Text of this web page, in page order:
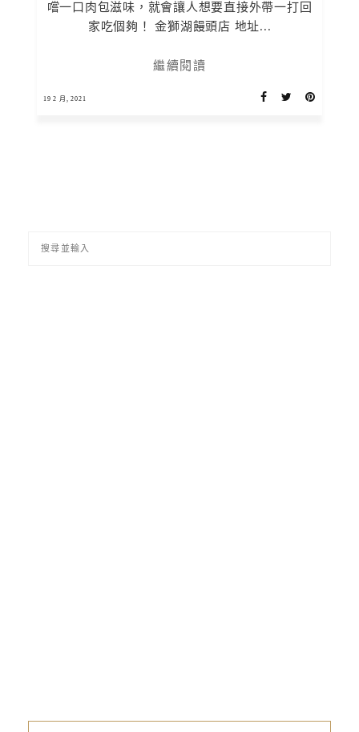
嚐一口肉包滋味，就會讓人想要直接外帶一打回
家吃個夠！ 金獅湖饅頭店 地址...
繼續閱讀
19 2 月, 2021